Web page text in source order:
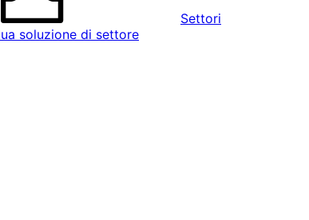
Settori
soluzione di settore